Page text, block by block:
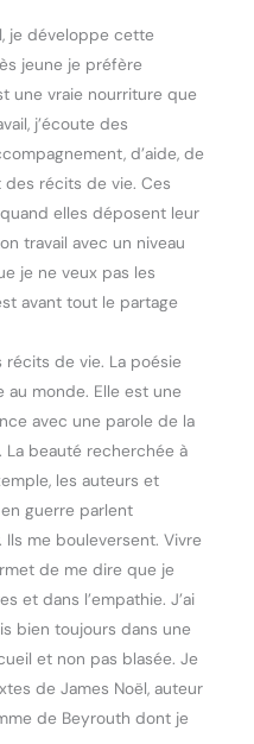
je développe cette
jeune je préfère
une vraie nourriture que
j’écoute des
d’aide, de
récits de vie. Ces
elles déposent leur
travail avec un niveau
je ne veux pas les
avant tout le partage
de vie. La poésie
au monde. Elle est une
avec une parole de la
La beauté recherchée à
les auteurs et
guerre parlent
me bouleversent. Vivre
de me dire que je
et dans l’empathie. J’ai
bien toujours dans une
et non pas blasée. Je
de James Noël, auteur
de Beyrouth dont je